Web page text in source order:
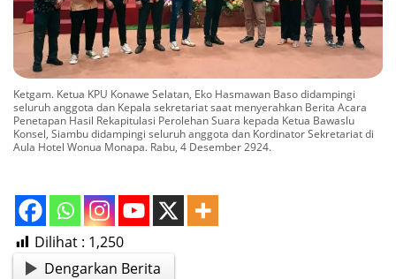
Ketgam. Ketua KPU Konawe Selatan, Eko Hasmawan Baso didampingi
seluruh anggota dan Kepala sekretariat saat menyerahkan Berita Acara
Penetapan Hasil Rekapitulasi Perolehan Suara kepada Ketua Bawaslu
Konsel, Siambu didampingi seluruh anggota dan Kordinator Sekretariat di
Aula Hotel Wonua Monapa. Rabu, 4 Desember 2924.
Dilihat : 1,250
Dengarkan Berita